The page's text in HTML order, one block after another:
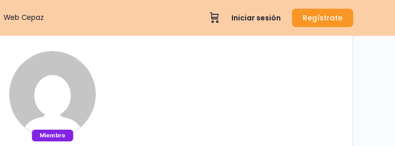
Web Cepaz Iniciar sesión Regístrate
Miembro